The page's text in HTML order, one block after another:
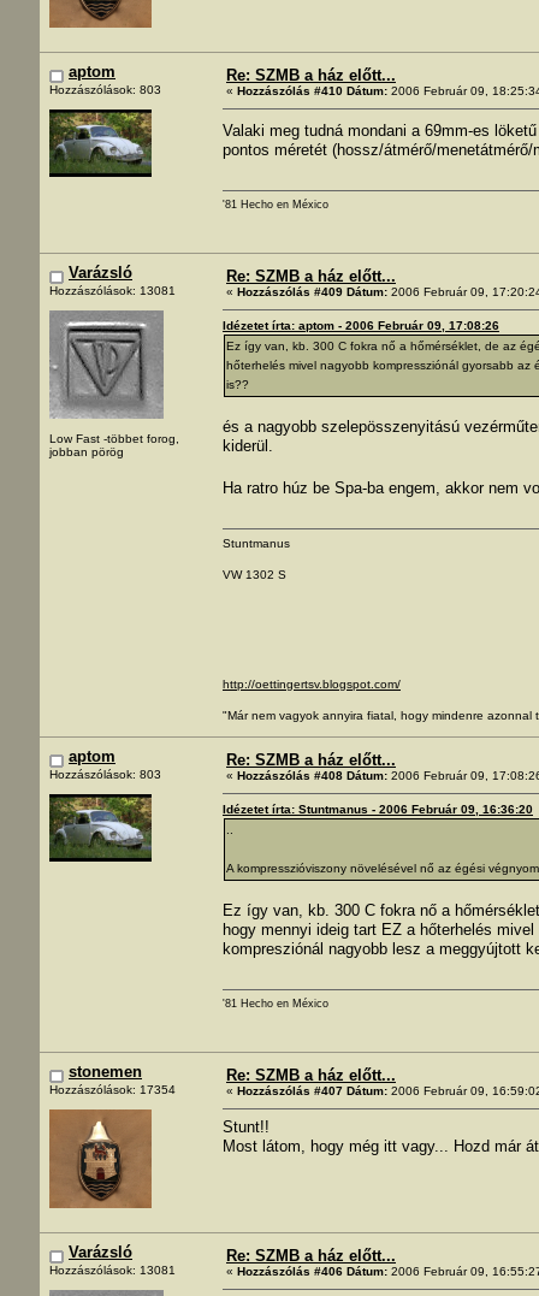
aptom
Hozzászólások: 803
Re: SZMB a ház előtt...
« Hozzászólás #410 Dátum: 2006 Február 09,
Valaki meg tudná mondani a 69mm-es
pontos méretét (hossz/átmérő/
'81 Hecho en México
Varázsló
Hozzászólások: 13081
Low Fast -többet forog,
jobban pörög
Re: SZMB a ház előtt...
« Hozzászólás #409 Dátum: 2006 Február 09,
Idézetet írta: aptom - 2006 Február 09, 17:08:26
Ez így van, kb. 300 C fokra nő a hőmérséklet, de az
hőterhelés mivel nagyobb kompressziónál gyorsabb
is??
és a nagyobb szelepösszenyitású
kiderül.
Ha ratro húz be Spa-ba engem, akkor nem
Stuntmanus
VW 1302 S
http://oettingertsv.blogspot.com/
"Már nem vagyok annyira fiatal, hogy mindenre azonnal
aptom
Hozzászólások: 803
Re: SZMB a ház előtt...
« Hozzászólás #408 Dátum: 2006 Február 09,
Idézetet írta: Stuntmanus - 2006 Február 09, 16:36:20
A kompresszióviszony növelésével nő az égési
Ez így van, kb. 300 C fokra nő a
hogy mennyi ideig tart EZ a hőterhelés
kompresziónál nagyobb lesz a meggyújtott
'81 Hecho en México
stonemen
Hozzászólások: 17354
Re: SZMB a ház előtt...
« Hozzászólás #407 Dátum: 2006 Február 09,
Stunt!!
Most látom, hogy még itt vagy... Hozd már
Varázsló
Hozzászólások: 13081
Re: SZMB a ház előtt...
« Hozzászólás #406 Dátum: 2006 Február 09,